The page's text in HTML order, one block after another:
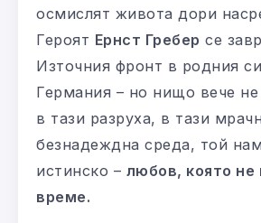
осмислят живота дори
Героят Ернст Гребер се
Източния фронт в родния
Германия – но нищо вече
в тази разруха, в тази
безнадеждна среда, той
истинско – любов, която не
време.